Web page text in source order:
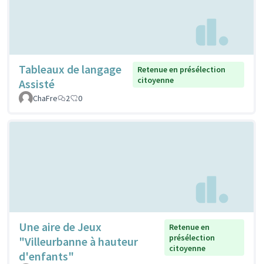
Tableaux de langage
Assisté
Retenue en présélection
citoyenne
ChaFre
2 0
Une aire de Jeux
"Villeurbanne à hauteur
d'enfants"
Retenue en
présélection
citoyenne